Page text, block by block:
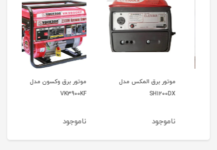
موتور برق المکس مدل
SH1200DX
ناموجود
موتور برق وکسون مدل
VK3900KF
ناموجود